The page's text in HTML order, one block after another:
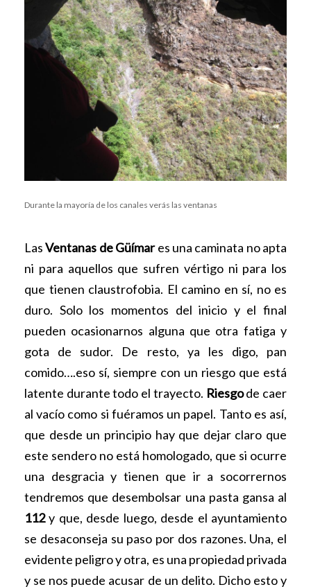
Durante la mayoría de los canales verás las ventanas
LasVentanas de Güímares una caminata no apta
ni para aquellos que sufren vértigo ni para los
que tienen claustrofobia. El camino en sí, no es
duro. Solo los momentos del inicio y el final
pueden ocasionarnos alguna que otra fatiga y
gota de sudor. De resto, ya les digo, pan
comido….eso sí, siempre con un riesgo que está
latente durante todo el trayecto. Riesgode caer
al vacío como si fuéramos un papel. Tanto es así,
que desde un principio hay que dejar claro que
este sendero no está homologado, que si ocurre
una desgracia y tienen que ir a socorrernos
tendremos que desembolsar una pasta gansa al
112y que, desde luego, desde el ayuntamiento
se desaconseja su paso por dos razones. Una, el
evidente peligro y otra, es una propiedad privada
y se nos puede acusar de un delito. Dicho esto y